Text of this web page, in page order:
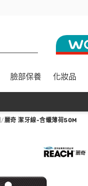
臉部保養 化妝品
/麗奇 潔牙線-含蠟薄荷50M